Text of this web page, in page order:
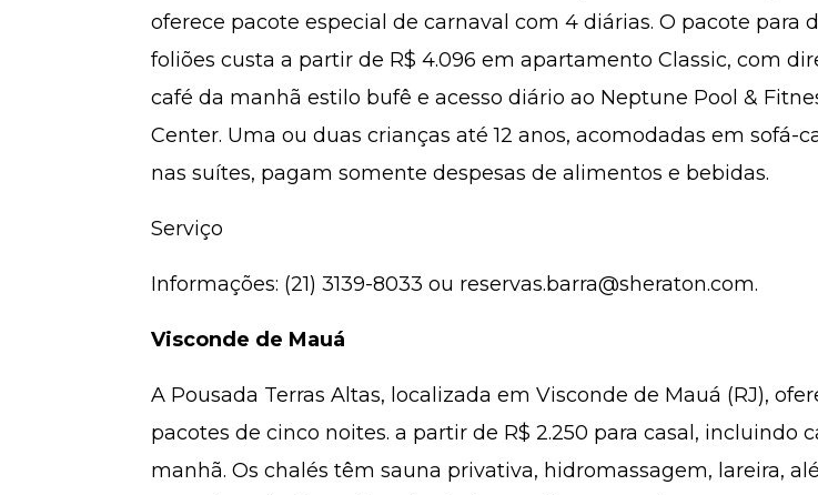
oferece pacote especial de carnaval com 4 diárias. O pacote para
foliões custa a partir de R$ 4.096 em apartamento Classic, com
café da manhã estilo bufê e acesso diário ao Neptune Pool &
Center. Uma ou duas crianças até 12 anos, acomodadas em sofá-
nas suítes, pagam somente despesas de alimentos e bebidas.
Serviço
Informações: (21) 3139-8033 ou reservas.barra@sheraton.com.
Visconde de Mauá
A Pousada Terras Altas, localizada em Visconde de Mauá (RJ),
pacotes de cinco noites. a partir de R$ 2.250 para casal, incluindo
manhã. Os chalés têm sauna privativa, hidromassagem, lareira,